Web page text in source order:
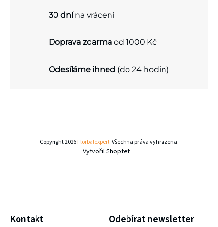
c
p
v
ý
p
á
í
30 dnína vrácení
Doprava zdarma od 1000 Kč
Odesíláme ihned (do 24 hodin)
Kontakt Odebírat newsletter
Vytvořil Shoptet
Copyright 2026Florbalexpert. Všechna práva vyhrazena.